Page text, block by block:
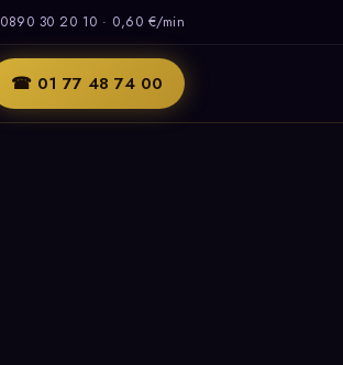
0890 30 20 10 · 0,60 €/min
☎ 01 77 48 74 00